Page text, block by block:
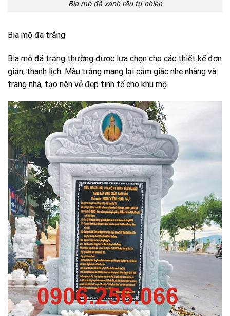
Bia mộ đá xanh rêu tự nhiên
Bia mộ đá trắng
Bia mộ đá trắng thường được lựa chọn cho các thiết kế đơn
giản, thanh lịch. Màu trắng mang lại cảm giác nhẹ nhàng và
trang nhã, tạo nên vẻ đẹp tinh tế cho khu mộ.